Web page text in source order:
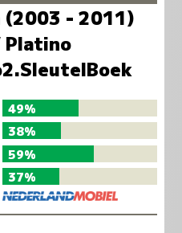
(2003 - 2011)
Platino
49%
38%
59%
37%